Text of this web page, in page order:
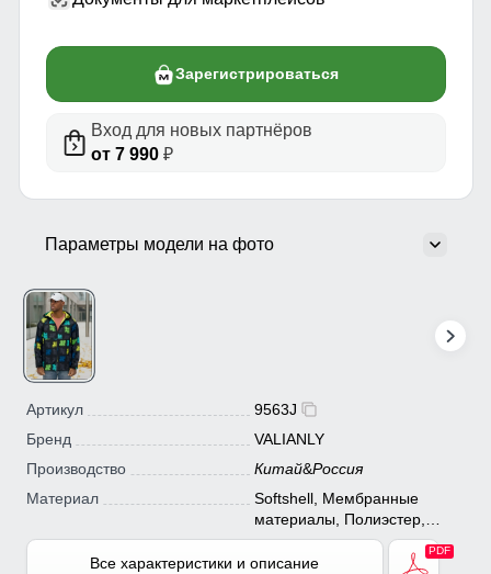
Зарегистрироваться
Вход для новых партнёров
от 7 990₽
Параметры модели на фото
Артикул
9563J
Бренд
VALIANLY
Производство
Китай&Россия
Материал
Softshell, Мембранные
материалы, Полиэстер,
Тефлон
Все характеристики и описание